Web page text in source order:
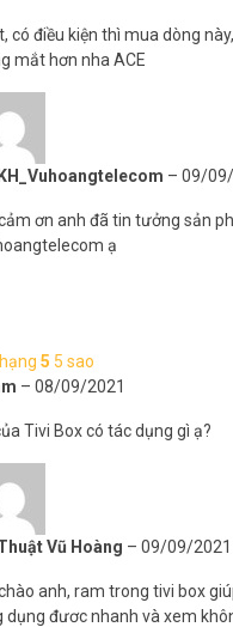
có điều kiện thì mua dòng
mắt hơn nha ACE
– 09/
ơn anh đã tin tưởng sản
ạ
5 5 sao
– 08/09/2021
Tivi Box có tác dụng gì ạ?
Vũ Hoàng – 09/09/2021
anh, ram trong tivi box
dụng đươc nhanh và xem